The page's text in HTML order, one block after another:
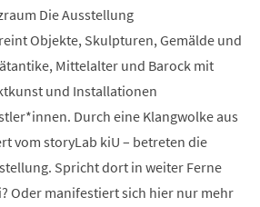
Die Ausstellung
Objekte, Skulpturen, Gemälde und
Mittelalter und Barock mit
und Installationen
Durch eine Klangwolke aus
vom storyLab kiU – betreten die
Spricht dort in weiter Ferne
Oder manifestiert sich hier nur mehr